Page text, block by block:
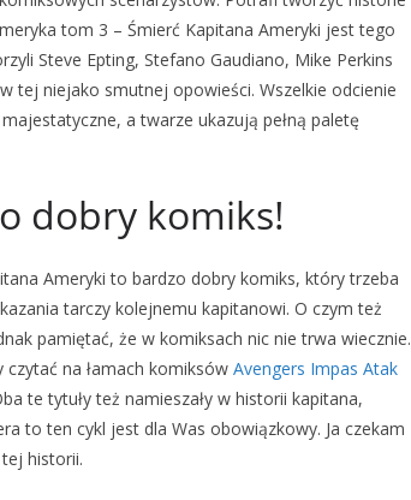
tom 3 – Śmierć Kapitana Ameryki jest tego
Steve Epting, Stefano Gaudiano, Mike Perkins
tej niejako smutnej opowieści. Wszelkie odcienie
a twarze ukazują pełną paletę
dobry komiks!
Ameryki to bardzo dobry komiks, który trzeba
tarczy kolejnemu kapitanowi. O czym też
pamiętać, że w komiksach nic nie trwa wiecznie.
na łamach komiksów Avengers Impas Atak
te tytuły też namieszały w historii kapitana,
to ten cykl jest dla Was obowiązkowy. Ja czekam
historii.